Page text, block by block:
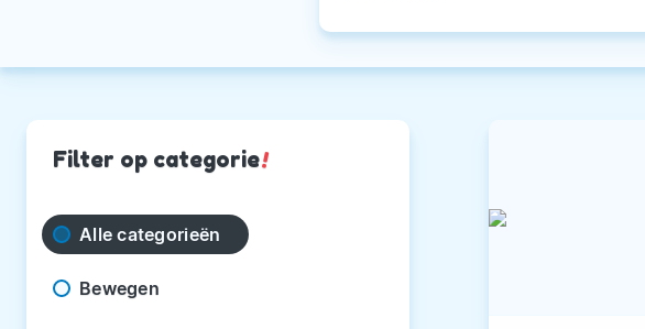
Filter op categorie!
Alle categorieën
Bewegen